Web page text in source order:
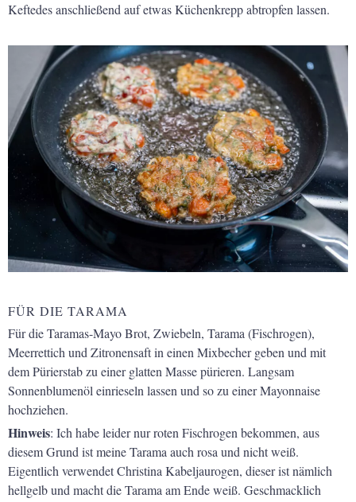
Keftedes anschließend auf etwas Küchenkrepp abtropfen lassen.
FÜR DIE TARAMA
Für die Taramas-Mayo Brot, Zwiebeln, Tarama (Fischrogen),
Meerrettich und Zitronensaft in einen Mixbecher geben und mit
dem Pürierstab zu einer glatten Masse pürieren. Langsam
Sonnenblumenöl einrieseln lassen und so zu einer Mayonnaise
hochziehen.
Hinweis: Ich habe leider nur roten Fischrogen bekommen, aus
diesem Grund ist meine Tarama auch rosa und nicht weiß.
Eigentlich verwendet Christina Kabeljaurogen, dieser ist nämlich
hellgelb und macht die Tarama am Ende weiß. Geschmacklich